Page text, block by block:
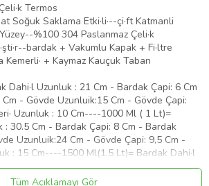
Termos
Soğuk Saklama Etki·li·--çi·ft Katmanli
%100 304 Paslanmaz Çeli·k
bardak + Vakumlu Kapak + Fi·ltre
Kemerli· + Kaymaz Kauçuk Taban
Dahi·l Uzunluk : 21 Cm - Bardak Çapi: 6 Cm
- Gövde Uzunluik:15 Cm - Gövde Çapi:
Uzunluk : 10 Cm----1000 Ml ( 1 Lt)=
: 30.5 Cm - Bardak Çapi: 8 Cm - Bardak
Uzunluik:24 Cm - Gövde Çapi: 9,5 Cm -
: 15 Cm----1500 Ml(1.5 Lt)= Bardak Dahi·l
Çapi: 8,5 Cm - Bardak Uzunluk: 6,5 Cm -
- Gövde Çapi: 10 Cm - Taşima Kemeri·
Tüm Açıklamayı Gör